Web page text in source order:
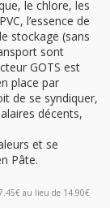
le chlore, les
l’essence de
stockage (sans
sont
GOTS est
place par
de se syndiquer,
décents,
et se
Pâte.
au lieu de 14.90€